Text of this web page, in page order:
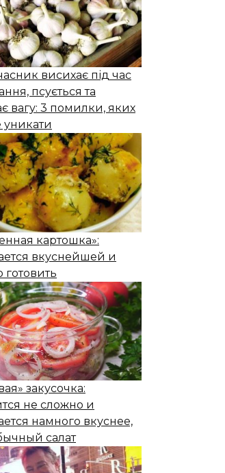
висихає під час
псується та
вагу: 3 помилки, яких
картошка»:
вкуснейшей и
готовить
закусочка:
не сложно и
намного вкуснее,
салат